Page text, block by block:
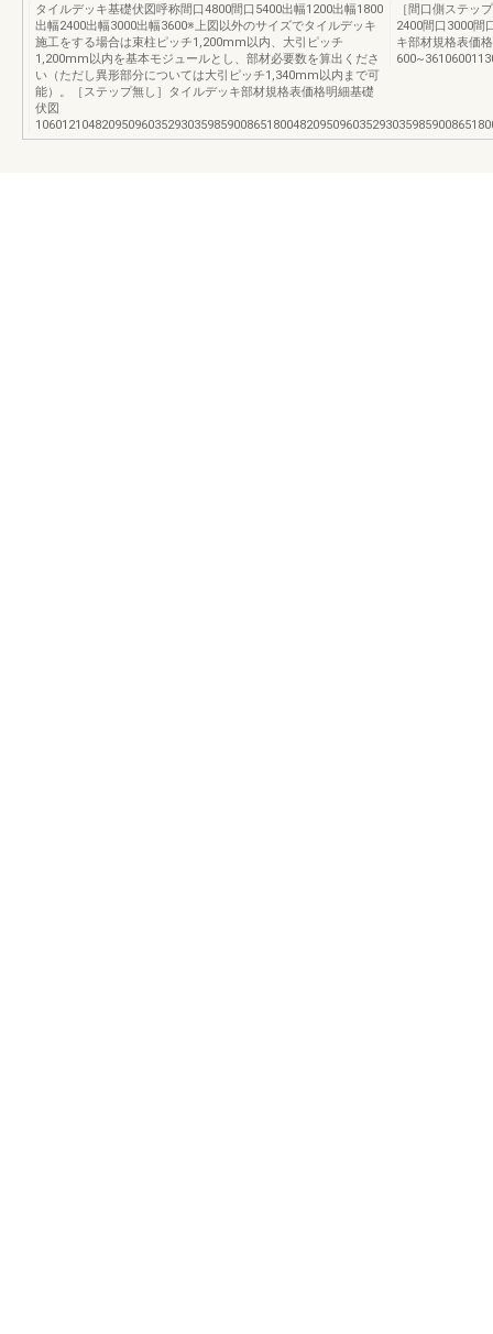
タイルデッキ基礎伏図呼称間口4800間口5400出幅1200出幅1800
出幅2400出幅3000出幅3600※上図以外のサイズでタイルデッキ
施工をする場合は束柱ピッチ1,200mm以内、大引ピッチ
1,200mm以内を基本モジュールとし、部材必要数を算出くださ
い（ただし異形部分については大引ピッチ1,340mm以内まで可
能）。［ステップ無し］タイルデッキ部材規格表価格明細基礎
伏図
［間口側ステッ
2400間口3000間
キ部材規格表価